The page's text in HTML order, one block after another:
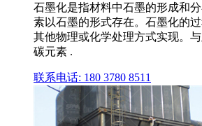
石墨化是指材料中石墨的形成和
素以石墨的形式存在。石墨化的
其他物理或化学处理方式实现。
碳元素 .
联系电话: 180 3780 8511